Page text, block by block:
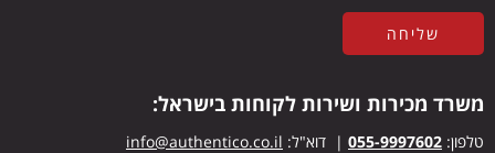
משרד מכירות ושירות לקוחות בישראל:
טלפון: 055-9997602 | דוא"ל: info@authentico.co.il